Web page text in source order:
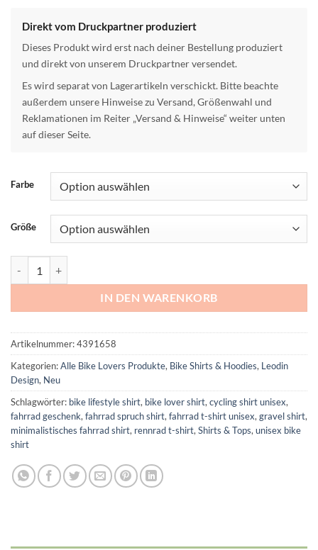
Direkt vom Druckpartner produziert
Dieses Produkt wird erst nach deiner Bestellung produziert
und direkt von unserem Druckpartner versendet.
Es wird separat von Lagerartikeln verschickt. Bitte beachte
außerdem unsere Hinweise zu Versand, Größenwahl und
Reklamationen im Reiter „Versand & Hinweise“ weiter unten
auf dieser Seite.
Farbe
Größe
IN DEN WARENKORB
Artikelnummer:4391658
Kategorien:Alle Bike Lovers Produkte, Bike Shirts & Hoodies, Leodin
Design, Neu
Schlagwörter: bike lifestyle shirt, bike lover shirt, cycling shirt unisex,
fahrrad geschenk, fahrrad spruch shirt, fahrrad t-shirt unisex, gravel shirt,
minimalistisches fahrrad shirt, rennrad t-shirt, Shirts & Tops, unisex bike
shirt